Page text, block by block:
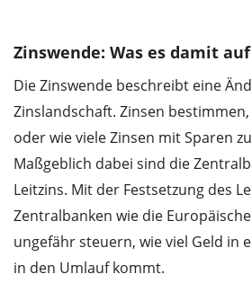
Zinswende: Was es damit
Die Zinswende beschreibt eine
Zinslandschaft. Zinsen
oder wie viele Zinsen mit Sparen
Maßgeblich dabei sind die
Leitzins. Mit der Festsetzung des
Zentralbanken wie die
ungefähr steuern, wie viel Geld in
in den Umlauf kommt.